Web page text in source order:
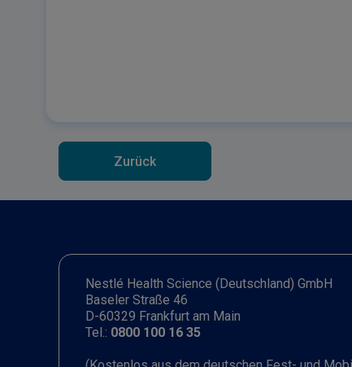
Zurück
Nestlé Health Science (Deutschland) GmbH
Baseler Straße 46
D-60329 Frankfurt am Main
Tel.: 0800 100 16 35